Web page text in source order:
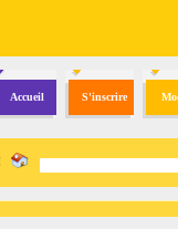
Accueil S'inscrire